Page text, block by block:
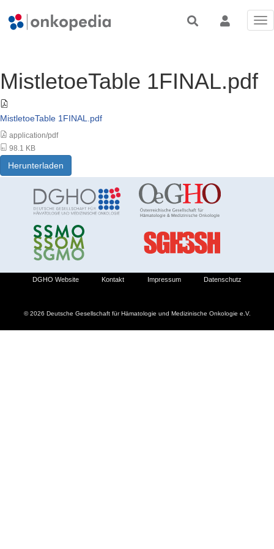
MistletoeTable 1FINAL.pdf
MistletoeTable 1FINAL.pdf
application/pdf
98.1 KB
Herunterladen
© 2026 Deutsche Gesellschaft für Hämatologie und Medizinische Onkologie e.V.
DGHO Website Kontakt Impressum Datenschutz